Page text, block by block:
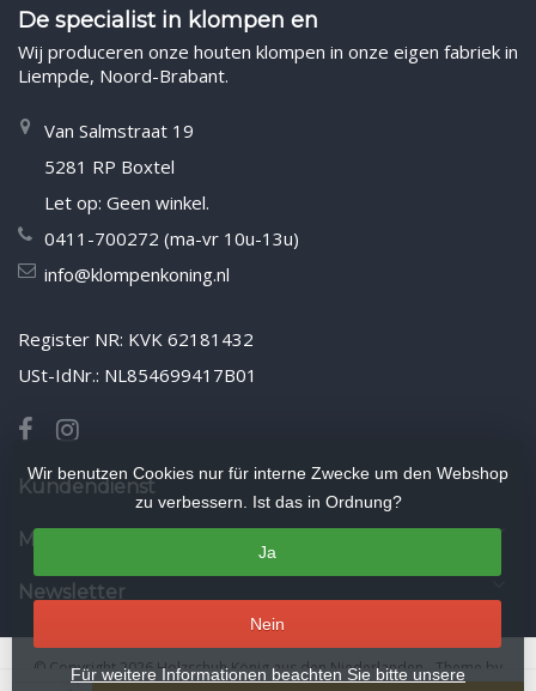
De specialist in klompen en
Wij produceren onze houten klompen in onze eigen fabriek in
Liempde, Noord-Brabant.
Van Salmstraat 19
5281 RP Boxtel
Let op: Geen winkel.
0411-700272 (ma-vr 10u-13u)
info@klompenkoning.nl
Register NR: KVK 62181432
USt-IdNr.: NL854699417B01
Kundendienst
Mein Konto
Newsletter
Wir benutzen Cookies nur für interne Zwecke um den Webshop
zu verbessern. Ist das in Ordnung?
Ja
Nein
Für weitere Informationen beachten Sie bitte unsere
© Copyright 2026 Holzschuh König aus den Niederlanden- Theme by